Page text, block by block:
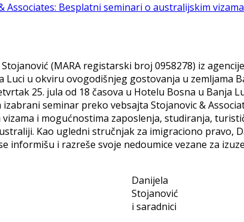
Associates: Besplatni seminari o australijskim
(MARA registarski broj 0958278) iz
u okviru ovogodišnjeg gostovanja u zemljama
25. jula od 18 časova u Hotelu Bosna u Banja
seminar preko vebsajta Stojanovic &
i mogućnostima zaposlenja, studiranja,
Kao ugledni stručnjak za imigraciono pravo,
informišu i razreše svoje nedoumice vezane za
Danijela
Stojanović
i saradnici